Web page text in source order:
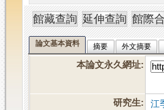
論文基本資料 摘要 外文摘要
本論文永久網址:
研究生:
江